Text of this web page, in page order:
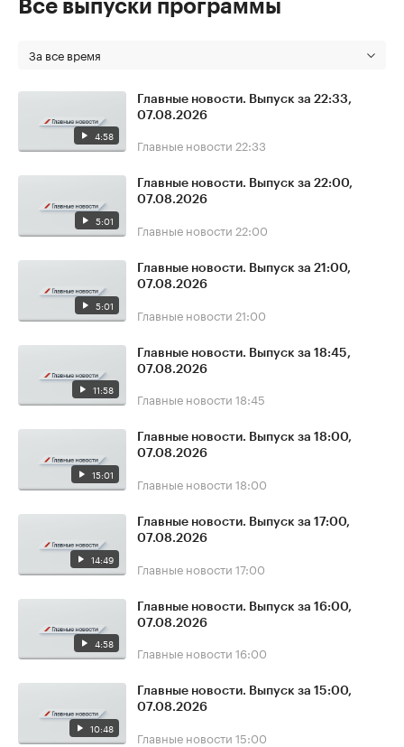
Все выпуски программы
За все время
4:58
Главные новости. Выпуск за 22:33,
07.08.2026
Главные новости 22:33
5:01
Главные новости. Выпуск за 22:00,
07.08.2026
Главные новости 22:00
5:01
Главные новости. Выпуск за 21:00,
07.08.2026
Главные новости 21:00
11:58
Главные новости. Выпуск за 18:45,
07.08.2026
Главные новости 18:45
15:01
Главные новости. Выпуск за 18:00,
07.08.2026
Главные новости 18:00
14:49
Главные новости. Выпуск за 17:00,
07.08.2026
Главные новости 17:00
4:58
Главные новости. Выпуск за 16:00,
07.08.2026
Главные новости 16:00
10:48
Главные новости. Выпуск за 15:00,
07.08.2026
Главные новости 15:00